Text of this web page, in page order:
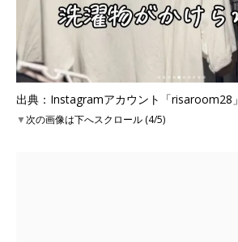
出典：Instagramアカウント「risaroom28」
▼次の画像は下へスクロール (4/5)